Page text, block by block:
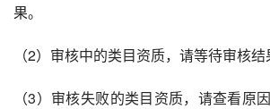
果。
（2）审核中的类目资质，请等待审核结
（3）审核失败的类目资质，请查看原